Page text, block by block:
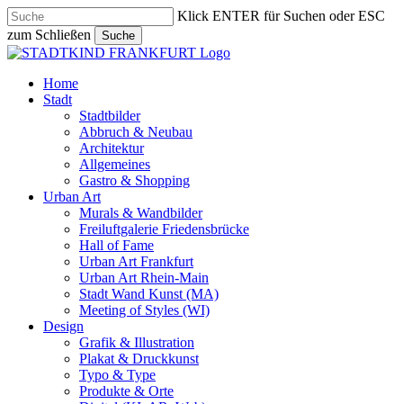
Skip
to
main
content
Klick ENTER für Suchen oder ESC
zum Schließen
Suche
Close
search
Menu
Home
Stadt
Stadtbilder
Abbruch & Neubau
Architektur
Allgemeines
Gastro & Shopping
Urban Art
Murals & Wandbilder
Freiluftgalerie Friedensbrücke
Hall of Fame
Urban Art Frankfurt
Urban Art Rhein-Main
Stadt Wand Kunst (MA)
Meeting of Styles (WI)
Design
Grafik & Illustration
Plakat & Druckkunst
Typo & Type
Produkte & Orte